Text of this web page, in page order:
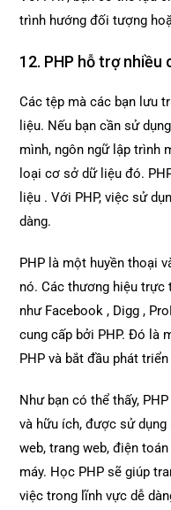
trình hướng đối tượng
12. PHP hỗ trợ nhiều
Các tệp mà các bạn lưu
liệu. Nếu bạn cần sử
mình, ngôn ngữ lập trình
loại cơ sở dữ liệu đó.
liệu . Với PHP, việc sử
dàng.
PHP là một huyền thoại
nó. Các thương hiệu trực
như Facebook , Digg ,
cung cấp bởi PHP. Đó là
PHP và bắt đầu phát
Như bạn có thể thấy,
và hữu ích, được sử
web, trang web, điện
máy. Học PHP sẽ giúp
việc trong lĩnh vực dễ